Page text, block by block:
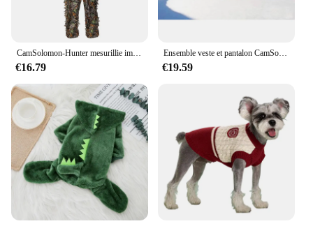
€16.79
Ensemble veste et pantalon CamSolomon, vêtements de chasse, blanc, neige, mesurillie, olympiques
€19.59